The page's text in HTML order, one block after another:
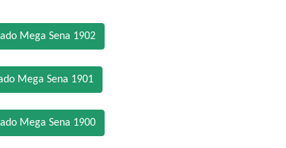
Mega Sena 1902
Mega Sena 1901
Mega Sena 1900